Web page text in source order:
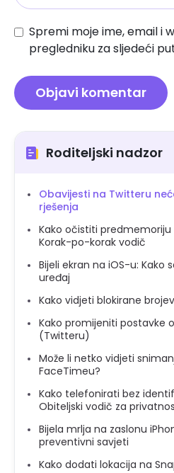
Spremi moje ime, email i
pregledniku za sljedeći
Roditeljski nadzor
Obavijesti na Twitteru
rješenja
Kako očistiti predmemoriju
Korak-po-korak vodič
Bijeli ekran na iOS-u: Kako
uređaj
Kako vidjeti blokirane
Kako promijeniti postavke
(Twitteru)
Može li netko vidjeti
FaceTimeu?
Kako telefonirati bez
Obiteljski vodič za
Bijela mrlja na zaslonu
preventivni savjeti
Kako dodati lokacija na